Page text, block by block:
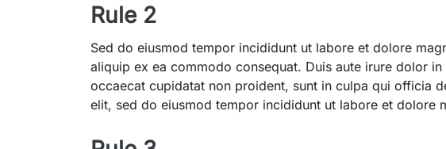
Rule 2
Sed do eiusmod tempor incididunt ut labore et dolore
aliquip ex ea commodo consequat. Duis aute irure dolor
occaecat cupidatat non proident, sunt in culpa qui officia
elit, sed do eiusmod tempor incididunt ut labore et dolore